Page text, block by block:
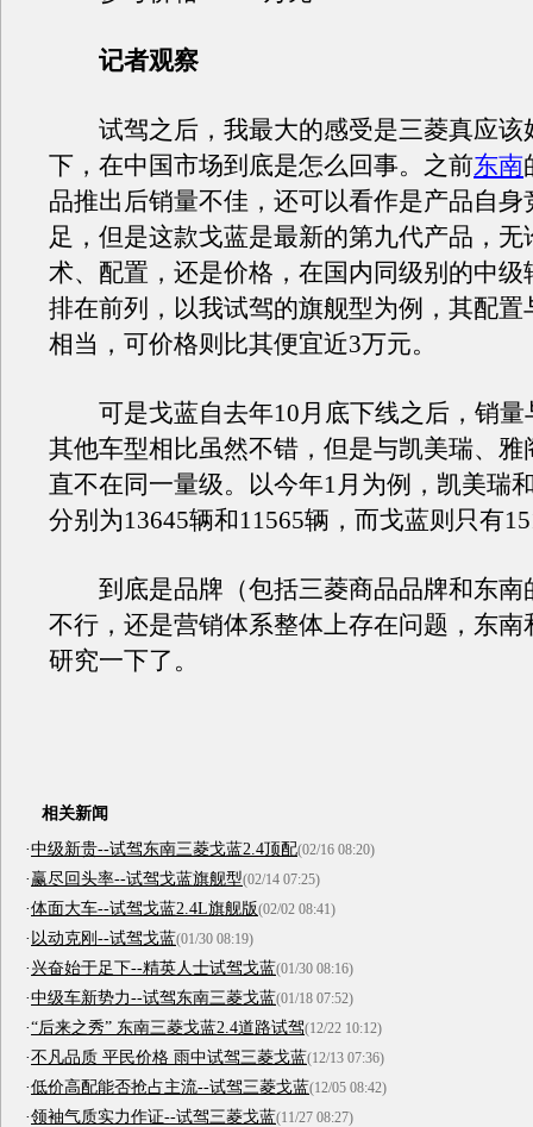
记者观察
试驾之后，我最大的感受是三菱真应该
下，在中国市场到底是怎么回事。之前东南
品推出后销量不佳，还可以看作是产品自身
足，但是这款戈蓝是最新的第九代产品，无
术、配置，还是价格，在国内同级别的中级
排在前列，以我试驾的旗舰型为例，其配置
相当，可价格则比其便宜近3万元。
可是戈蓝自去年10月底下线之后，销量
其他车型相比虽然不错，但是与凯美瑞、雅
直不在同一量级。以今年1月为例，凯美瑞
分别为13645辆和11565辆，而戈蓝则只有
到底是品牌（包括三菱商品品牌和东南
不行，还是营销体系整体上存在问题，东南
研究一下了。
相关新闻
·中级新贵--试驾东南三菱戈蓝2.4顶配(02/16 08:20)
·赢尽回头率--试驾戈蓝旗舰型(02/14 07:25)
·体面大车--试驾戈蓝2.4L旗舰版(02/02 08:41)
· 以动克刚--试驾戈蓝(01/30 08:19)
·兴奋始于足下--精英人士试驾戈蓝(01/30 08:16)
·中级车新势力--试驾东南三菱戈蓝(01/18 07:52)
·“后来之秀” 东南三菱戈蓝2.4道路试驾(12/22 10:12)
·不凡品质 平民价格 雨中试驾三菱戈蓝(12/13 07:36)
·低价高配能否抢占主流--试驾三菱戈蓝(12/05 08:42)
·领袖气质实力作证--试驾三菱戈蓝(11/27 08:27)